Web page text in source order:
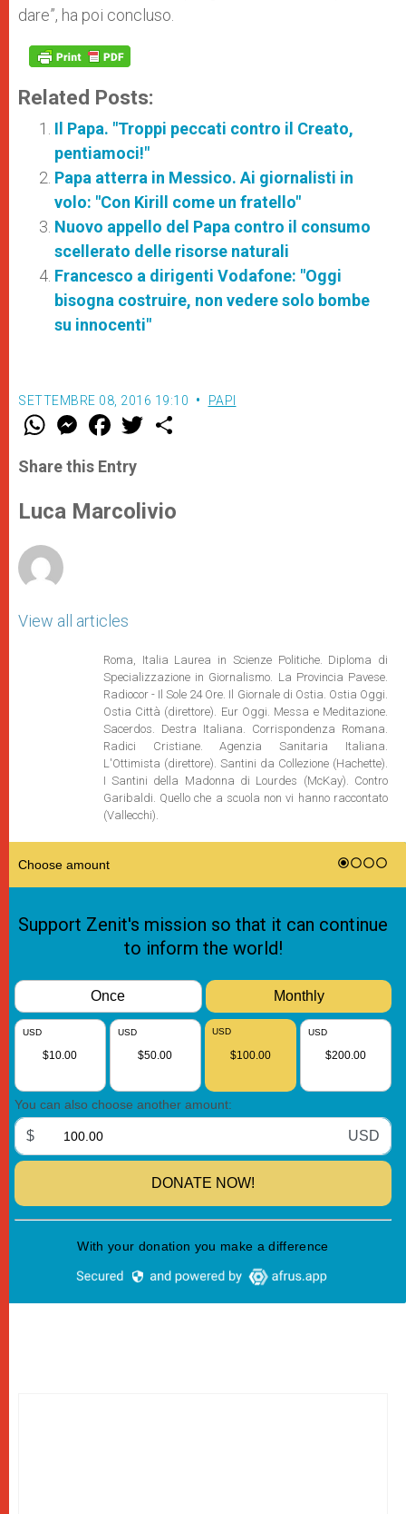
dare”, ha poi concluso.
Related Posts:
Il Papa. "Troppi peccati contro il Creato,
pentiamoci!"
Papa atterra in Messico. Ai giornalisti in
volo: "Con Kirill come un fratello"
Nuovo appello del Papa contro il consumo
scellerato delle risorse naturali
Francesco a dirigenti Vodafone: "Oggi
bisogna costruire, non vedere solo bombe
su innocenti"
SETTEMBRE 08, 2016 19:10 PAPI
W
t
s
p
p
M
e
s
e
g
e
F
a
e
b
o
k
w
r
Share this Entry
Luca Marcolivio
View all articles
Roma, Italia Laurea in Scienze Politiche. Diploma di
Specializzazione in Giornalismo. La Provincia Pavese.
Radiocor - Il Sole 24 Ore. Il Giornale di Ostia. Ostia Oggi.
Ostia Città (direttore). Eur Oggi. Messa e Meditazione.
Sacerdos. Destra Italiana. Corrispondenza Romana.
Radici Cristiane. Agenzia Sanitaria Italiana.
L'Ottimista (direttore). Santini da Collezione (Hachette).
I Santini della Madonna di Lourdes (McKay). Contro
Garibaldi. Quello che a scuola non vi hanno raccontato
(Vallecchi).